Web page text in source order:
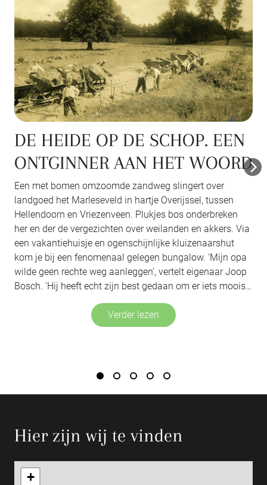
DE KOLONIE
In de zomer van 1916 kwam in Wierden het gebied de
Kolonie te koop. De jonge Denneboom ging er samen
met zijn vader per fiets vanuit Enschede op af. Bij Hoge
Hexel vroegen ze een schaapherder de weg. De man
raadde hen af om verder te gaan, zo slecht als de weg
was. Na bezichtiging van de grond kochten ze op de
veiling maar liefst 110 hectare, overwegend heide, met
boerderijen de Jente en het Kinkhuis. Ze bouwden op de
ter hand te kunnen nemen. De familie Denneboom had in
Zuidoost-Twente al ervaring opgedaan met het
smalspoor. ‘Ik moest het paard mennen, bakken kiepen,
schop. In het voorjaar volgde het ploegen en inzaaien
Verder lezen
Hier zijn wij te vinden
+